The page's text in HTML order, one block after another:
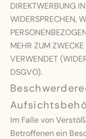
DIREKTWERBUNG
WIDERSPRECHEN,
MEHR ZUM
VERWENDET
DSGVO).
Im Falle von
Betroffenen ein